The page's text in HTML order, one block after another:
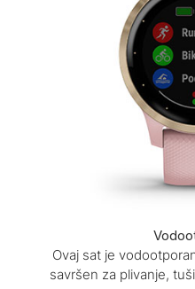
Ovaj sat je
savršen za plivanje,